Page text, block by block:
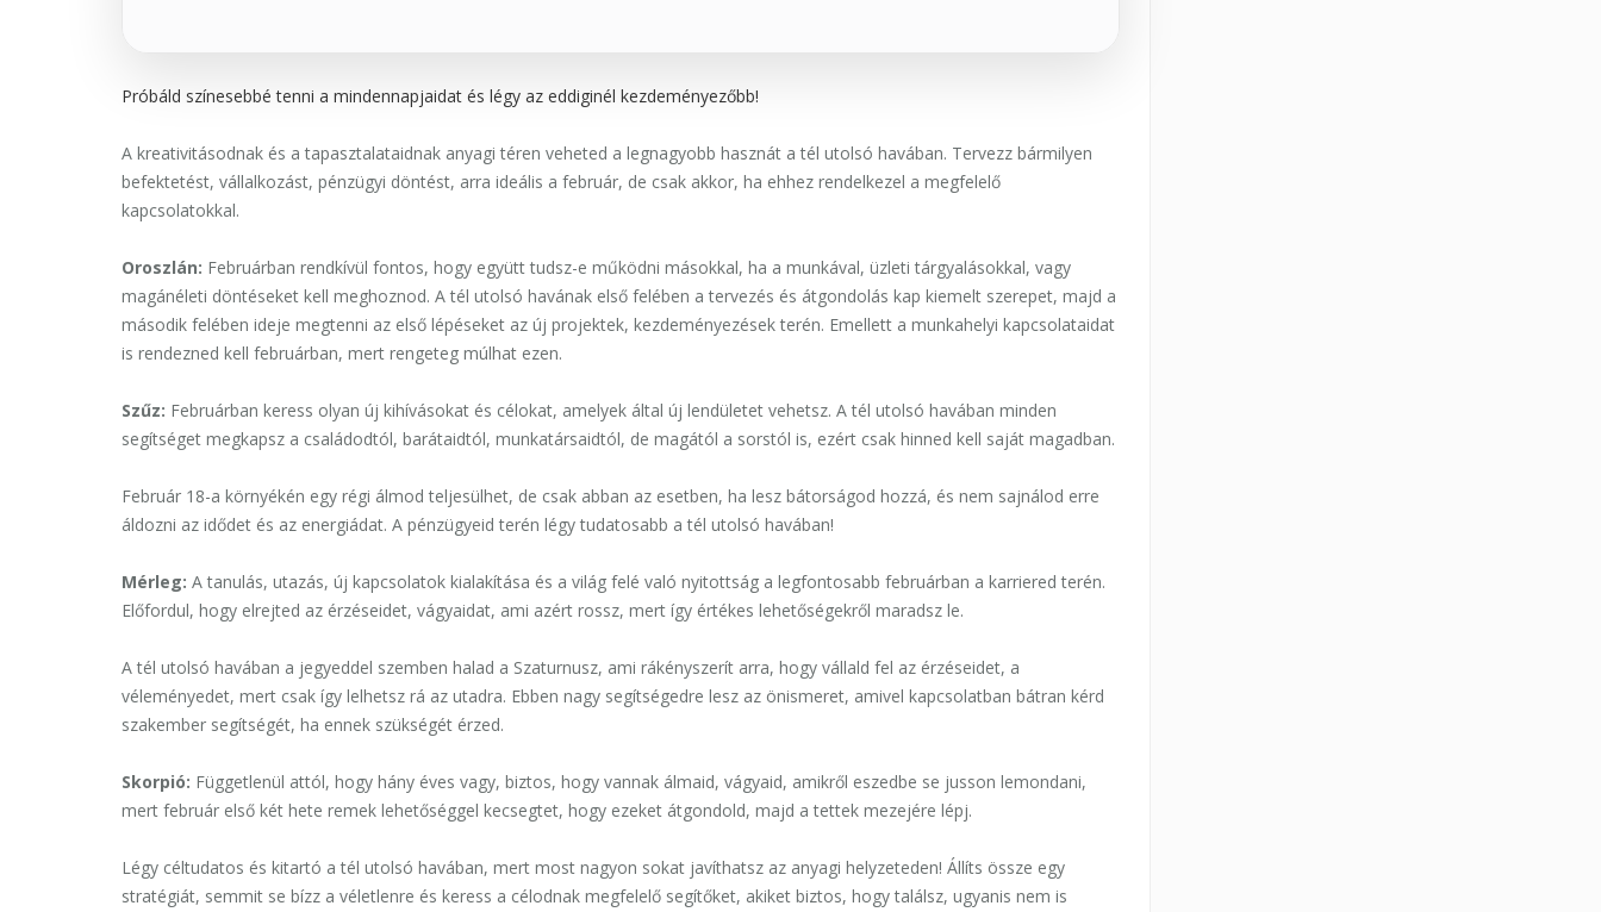
Próbáld színesebbé tenni a mindennapjaidat és légy az eddiginél kezdeményezőbb!
A kreativitásodnak és a tapasztalataidnak anyagi téren veheted a legnagyobb hasznát a tél utolsó havában. Tervezz bármilyen
befektetést, vállalkozást, pénzügyi döntést, arra ideális a február, de csak akkor, ha ehhez rendelkezel a megfelelő
kapcsolatokkal.
Oroszlán: Februárban rendkívül fontos, hogy együtt tudsz-e működni másokkal, ha a munkával, üzleti tárgyalásokkal, vagy
magánéleti döntéseket kell meghoznod. A tél utolsó havának első felében a tervezés és átgondolás kap kiemelt szerepet, majd a
második felében ideje megtenni az első lépéseket az új projektek, kezdeményezések terén. Emellett a munkahelyi kapcsolataidat
is rendezned kell februárban, mert rengeteg múlhat ezen.
Szűz: Februárban keress olyan új kihívásokat és célokat, amelyek által új lendületet vehetsz. A tél utolsó havában minden
segítséget megkapsz a családodtól, barátaidtól, munkatársaidtól, de magától a sorstól is, ezért csak hinned kell saját magadban.
Február 18-a környékén egy régi álmod teljesülhet, de csak abban az esetben, ha lesz bátorságod hozzá, és nem sajnálod erre
áldozni az idődet és az energiádat. A pénzügyeid terén légy tudatosabb a tél utolsó havában!
Mérleg: A tanulás, utazás, új kapcsolatok kialakítása és a világ felé való nyitottság a legfontosabb februárban a karriered terén.
Előfordul, hogy elrejted az érzéseidet, vágyaidat, ami azért rossz, mert így értékes lehetőségekről maradsz le.
A tél utolsó havában a jegyeddel szemben halad a Szaturnusz, ami rákényszerít arra, hogy vállald fel az érzéseidet, a
véleményedet, mert csak így lelhetsz rá az utadra. Ebben nagy segítségedre lesz az önismeret, amivel kapcsolatban bátran kérd
szakember segítségét, ha ennek szükségét érzed.
Skorpió: Függetlenül attól, hogy hány éves vagy, biztos, hogy vannak álmaid, vágyaid, amikről eszedbe se jusson lemondani,
mert február első két hete remek lehetőséggel kecsegtet, hogy ezeket átgondold, majd a tettek mezejére lépj.
Légy céltudatos és kitartó a tél utolsó havában, mert most nagyon sokat javíthatsz az anyagi helyzeteden! Állíts össze egy
stratégiát, semmit se bízz a véletlenre és keress a célodnak megfelelő segítőket, akiket biztos, hogy találsz, ugyanis nem is